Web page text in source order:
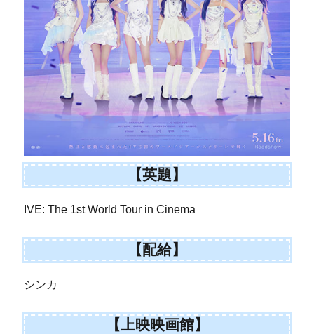
【英題】
IVE: The 1st World Tour in Cinema
【配給】
シンカ
【上映映画館】